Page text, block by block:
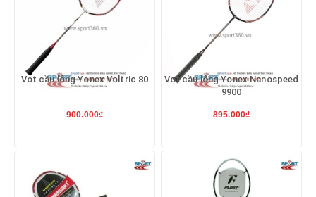
Vợt cầu lông Yonex Voltric 80
900.000₫
Vợt cầu lông Yonex Nanospeed
9900
895.000₫